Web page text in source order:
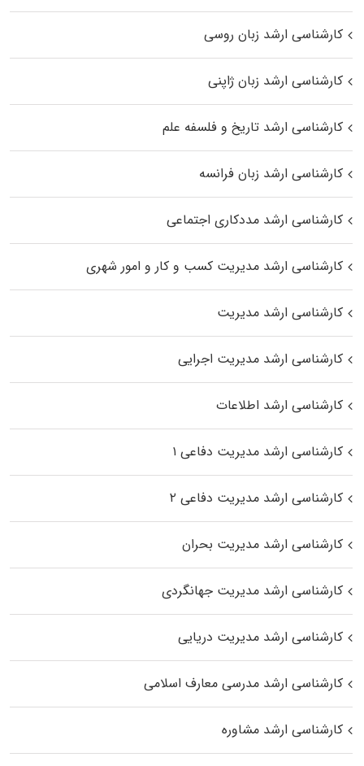
کارشناسی ارشد زبان روسی
کارشناسی ارشد زبان ژاپنی
کارشناسی ارشد تاریخ و فلسفه علم
کارشناسی ارشد زبان فرانسه
کارشناسی ارشد مددکاری اجتماعی
کارشناسی ارشد مدیریت کسب و کار و امور شهری
کارشناسی ارشد مدیریت
کارشناسی ارشد مدیریت اجرایی
کارشناسی ارشد اطلاعات
کارشناسی ارشد مدیریت دفاعی ۱
کارشناسی ارشد مدیریت دفاعی ۲
کارشناسی ارشد مدیریت بحران
کارشناسی ارشد مدیریت جهانگردی
کارشناسی ارشد مدیریت دریایی
کارشناسی ارشد مدرسی معارف اسلامی
کارشناسی ارشد مشاوره